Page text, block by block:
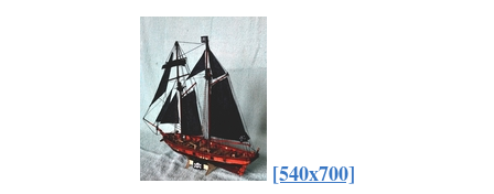
[540x700]